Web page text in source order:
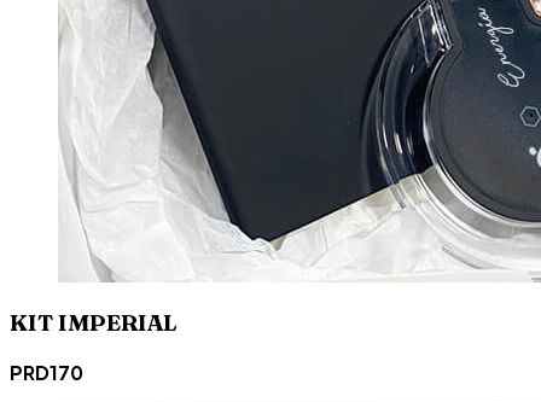
KIT IMPERIAL
PRD170